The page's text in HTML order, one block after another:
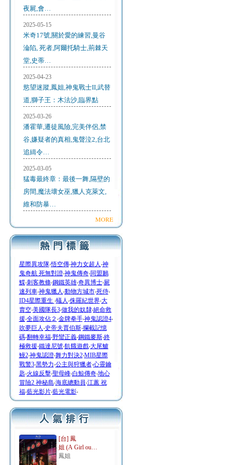
夜屍,會…
2025-05-15
米奇17號,關於愛的練習,曼谷
淪陷, 死者,阿爾托騎士,荊棘天
堂,史蒂…
2025-04-23
慾望迷蹤,鳳姐,神鬼戰士II,武替
道,獅子王：木法沙,臨界點
2025-03-26
潘霍華,遷徒風險,完美伴侶,禁
谷,嫌疑者的真相,鬼聲泣2,台北
追緝令…
2025-03-05
猛毒最終章：最後一舞,隔壁的
房間,魔法壞女巫,獵人克萊文,
維和防暴…
MORE
星際異攻隊‧悟空傳‧神力女超人 ‧神
鬼奇航 死無對證‧神鬼傳奇‧同盟鶼
鰈‧刺客教條‧鋼鐵英雄‧奇異博士‧屍
速列車‧神鬼獵人 ‧動物方城市‧死侍‧
ID4星際重生 ‧蟻人 ‧侏羅紀世界‧大
賣空‧美國隊長3‧做我的奴隸‧絕命救
援‧全面攻佔２ ‧金牌拳手‧神鬼認證4‧
吹夢巨人 ‧史帝夫賈伯斯‧攔截記憶
碼‧翻轉幸福‧野蠻正義‧鋼鐵麥斯‧終
極救援‧鐵達尼號‧飢餓遊戲‧大尾鱸
鰻2‧神鬼認證‧舞力對決2‧MIB星際
戰警3‧黑勢力‧公主與狩獵者‧心靈鑰
匙‧火線反擊‧聖母峰‧白鯨傳奇‧地心
冒險2 神秘島‧海底總動員‧江蕙 祝
福‧藍光影片‧藍光電影‧
[台] 鳳
姐 (A Girl ou…
鳳姐